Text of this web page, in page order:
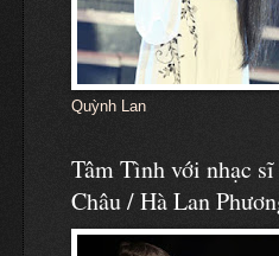
Quỳnh Lan
Tâm Tình với nhạc
Châu / Hà Lan